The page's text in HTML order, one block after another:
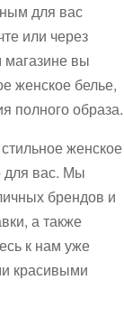
для вас
или через
вы
женское белье,
полного образа.
женское
для вас. Мы
брендов и
а также
к нам уже
красивыми